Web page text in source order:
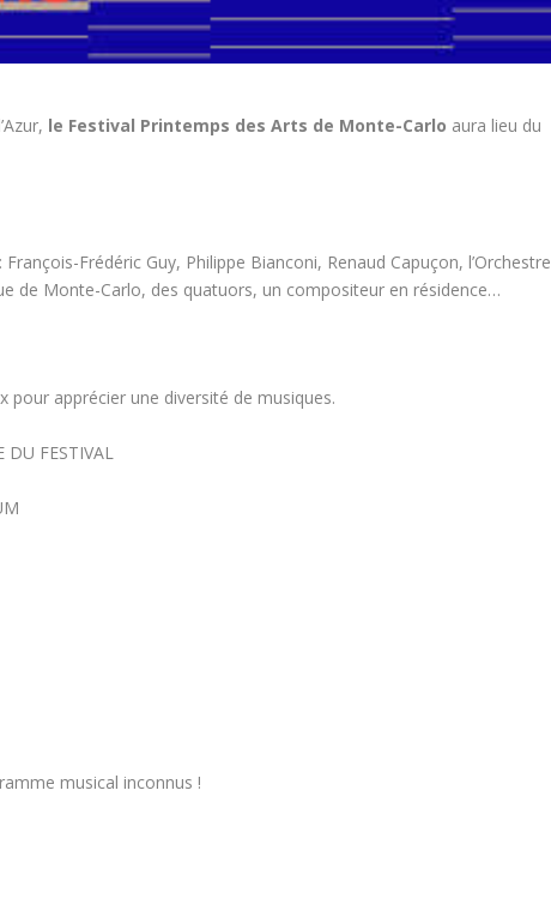
le Festival Printemps des Arts de Monte-Carlo aura lieu du
Frédéric Guy, Philippe Bianconi, Renaud Capuçon, l’Orchestre
de Monte-Carlo, des quatuors, un compositeur en résidence…
pour apprécier une diversité de musiques.
DU FESTIVAL
musical inconnus !